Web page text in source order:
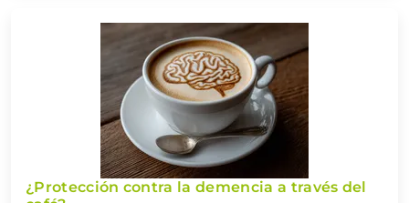
¿Protección contra la demencia a través del